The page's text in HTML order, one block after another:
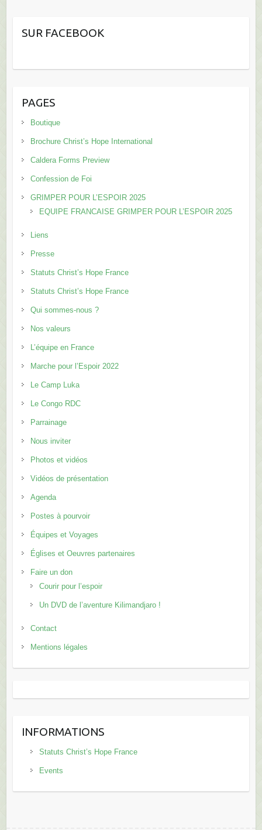
SUR FACEBOOK
PAGES
Boutique
Brochure Christ’s Hope International
Caldera Forms Preview
Confession de Foi
GRIMPER POUR L’ESPOIR 2025
EQUIPE FRANCAISE GRIMPER POUR L’ESPOIR 2025
Liens
Presse
Statuts Christ’s Hope France
Statuts Christ’s Hope France
Qui sommes-nous ?
Nos valeurs
L’équipe en France
Marche pour l’Espoir 2022
Le Camp Luka
Le Congo RDC
Parrainage
Nous inviter
Photos et vidéos
Vidéos de présentation
Agenda
Postes à pourvoir
Équipes et Voyages
Églises et Oeuvres partenaires
Faire un don
Courir pour l’espoir
Un DVD de l’aventure Kilimandjaro !
Contact
Mentions légales
INFORMATIONS
Statuts Christ’s Hope France
Events